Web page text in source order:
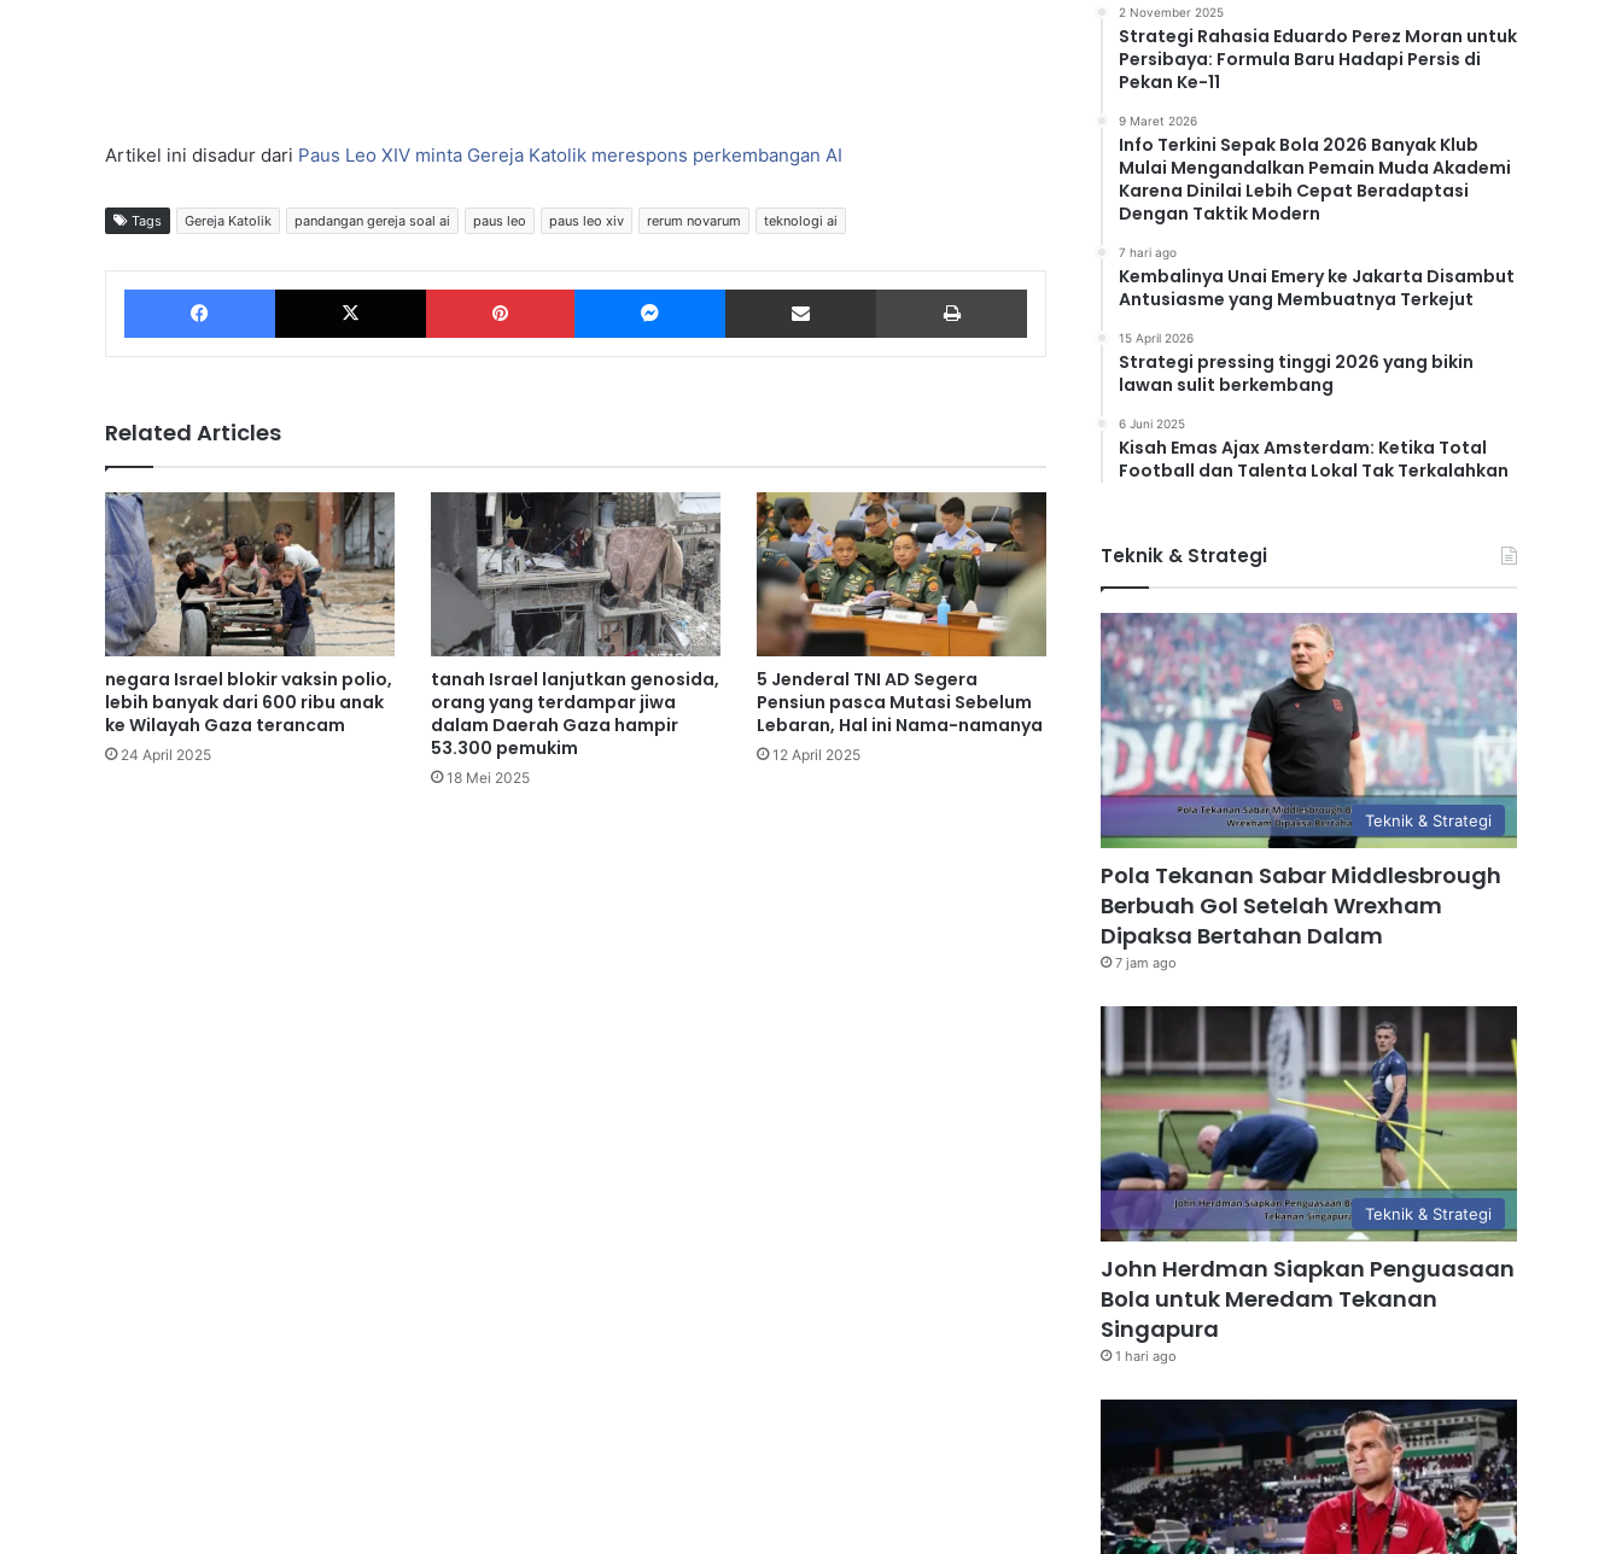
Artikel ini disadur dari Paus Leo XIV minta Gereja Katolik merespons perkembangan AI
Tags Gereja Katolik pandangan gereja soal ai paus leo paus leo xiv rerum novarum teknologi ai
Facebook X Pinterest Messenger Share via Email
Related Articles
negara Israel blokir vaksin polio,
lebih banyak dari 600 ribu anak
ke Wilayah Gaza terancam
24 April 2025
tanah Israel lanjutkan genosida,
orang yang terdampar jiwa
dalam Daerah Gaza hampir
53.300 pemukim
18 Mei 2025
5 Jenderal TNI AD Segera
Pensiun pasca Mutasi Sebelum
Lebaran, Hal ini Nama-namanya
12 April 2025
2 November 2025
Strategi Rahasia Eduardo Perez Moran untuk
Persibaya: Formula Baru Hadapi Persis di
Pekan Ke-11
9 Maret 2026
Info Terkini Sepak Bola 2026 Banyak Klub
Mulai Mengandalkan Pemain Muda Akademi
Karena Dinilai Lebih Cepat Beradaptasi
Dengan Taktik Modern
7 hari ago
Kembalinya Unai Emery ke Jakarta Disambut
Antusiasme yang Membuatnya Terkejut
15 April 2026
Strategi pressing tinggi 2026 yang bikin
lawan sulit berkembang
6 Juni 2025
Kisah Emas Ajax Amsterdam: Ketika Total
Football dan Talenta Lokal Tak Terkalahkan
Teknik & Strategi
Teknik & Strategi
Pola Tekanan Sabar Middlesbrough
Berbuah Gol Setelah Wrexham
Dipaksa Bertahan Dalam
7 jam ago
Teknik & Strategi
John Herdman Siapkan Penguasaan
Bola untuk Meredam Tekanan
Singapura
1 hari ago